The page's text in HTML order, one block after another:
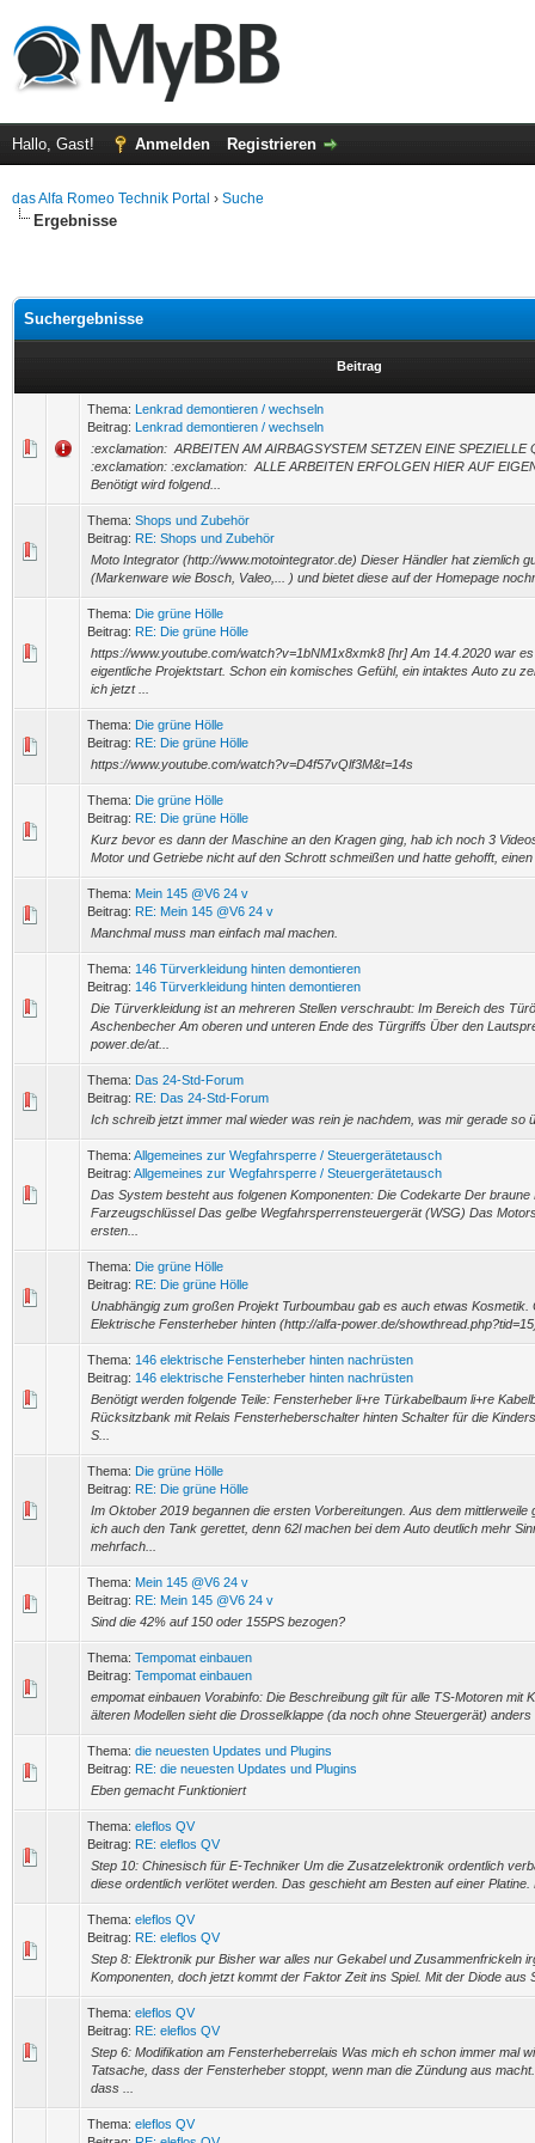
Hallo, Gast! Anmelden Registrieren
das Alfa Romeo Technik Portal › Suche
Ergebnisse
Suchergebnisse
Beitrag
Thema: Lenkrad demontieren / wechseln
Beitrag: Lenkrad demontieren / wechseln
:exclamation: ARBEITEN AM AIRBAGSYSTEM SETZEN EINE SPEZIELLE
:exclamation: :exclamation: ALLE ARBEITEN ERFOLGEN HIER AUF
Benötigt wird folgend...
Thema: Shops und Zubehör
Beitrag: RE: Shops und Zubehör
Moto Integrator (http://www.motointegrator.de) Dieser Händler hat ziemlich
(Markenware wie Bosch, Valeo,... ) und bietet diese auf der Homepage
Thema: Die grüne Hölle
Beitrag: RE: Die grüne Hölle
https://www.youtube.com/watch?v=1bNM1x8xmk8 [hr] Am 14.4.2020 war
eigentliche Projektstart. Schon ein komisches Gefühl, ein intaktes Auto zu
ich jetzt ...
Thema: Die grüne Hölle
Beitrag: RE: Die grüne Hölle
https://www.youtube.com/watch?v=D4f57vQlf3M&t=14s
Thema: Die grüne Hölle
Beitrag: RE: Die grüne Hölle
Kurz bevor es dann der Maschine an den Kragen ging, hab ich noch 3
Motor und Getriebe nicht auf den Schrott schmeißen und hatte gehofft,
Thema: Mein 145 @V6 24 v
Beitrag: RE: Mein 145 @V6 24 v
Manchmal muss man einfach mal machen.
Thema: 146 Türverkleidung hinten demontieren
Beitrag: 146 Türverkleidung hinten demontieren
Die Türverkleidung ist an mehreren Stellen verschraubt: Im Bereich des
Aschenbecher Am oberen und unteren Ende des Türgriffs Über den
power.de/at...
Thema: Das 24-Std-Forum
Beitrag: RE: Das 24-Std-Forum
Ich schreib jetzt immer mal wieder was rein je nachdem, was mir gerade so
Thema: Allgemeines zur Wegfahrsperre / Steuergerätetausch
Beitrag: Allgemeines zur Wegfahrsperre / Steuergerätetausch
Das System besteht aus folgenen Komponenten: Die Codekarte Der
Farzeugschlüssel Das gelbe Wegfahrsperrensteuergerät (WSG) Das
ersten...
Thema: Die grüne Hölle
Beitrag: RE: Die grüne Hölle
Unabhängig zum großen Projekt Turboumbau gab es auch etwas
Elektrische Fensterheber hinten (http://alfa-power.de/
Thema: 146 elektrische Fensterheber hinten nachrüsten
Beitrag: 146 elektrische Fensterheber hinten nachrüsten
Benötigt werden folgende Teile: Fensterheber li+re Türkabelbaum li+re
Rücksitzbank mit Relais Fensterheberschalter hinten Schalter für die
S...
Thema: Die grüne Hölle
Beitrag: RE: Die grüne Hölle
Im Oktober 2019 begannen die ersten Vorbereitungen. Aus dem mittlerweile
ich auch den Tank gerettet, denn 62l machen bei dem Auto deutlich mehr
mehrfach...
Thema: Mein 145 @V6 24 v
Beitrag: RE: Mein 145 @V6 24 v
Sind die 42% auf 150 oder 155PS bezogen?
Thema: Tempomat einbauen
Beitrag: Tempomat einbauen
empomat einbauen Vorabinfo: Die Beschreibung gilt für alle TS-Motoren mit
älteren Modellen sieht die Drosselklappe (da noch ohne Steuergerät)
Thema: die neuesten Updates und Plugins
Beitrag: RE: die neuesten Updates und Plugins
Eben gemacht Funktioniert
Thema: eleflos QV
Beitrag: RE: eleflos QV
Step 10: Chinesisch für E-Techniker Um die Zusatzelektronik ordentlich
diese ordentlich verlötet werden. Das geschieht am Besten auf einer
Thema: eleflos QV
Beitrag: RE: eleflos QV
Step 8: Elektronik pur Bisher war alles nur Gekabel und Zusammenfrickeln
Komponenten, doch jetzt kommt der Faktor Zeit ins Spiel. Mit der Diode aus
Thema: eleflos QV
Beitrag: RE: eleflos QV
Step 6: Modifikation am Fensterheberrelais Was mich eh schon immer mal
Tatsache, dass der Fensterheber stoppt, wenn man die Zündung aus
dass ...
Thema: eleflos QV